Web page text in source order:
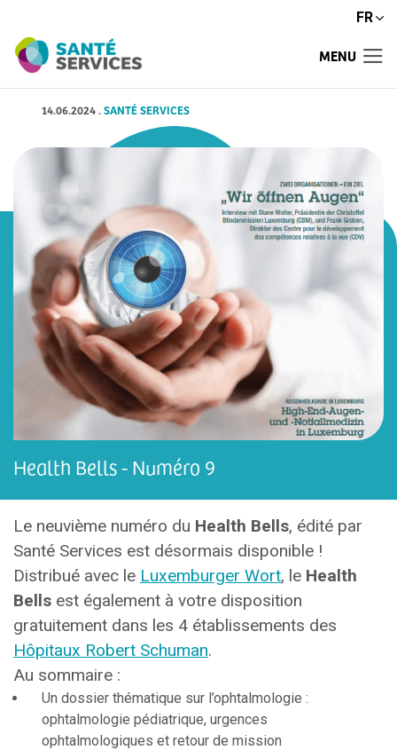
FR
MENU
14.06.2024.SANTÉ SERVICES
Health Bells - Numéro 9
Le neuvième numéro du Health Bells, édité par
Santé Services est désormais disponible !
Distribué avec le Luxemburger Wort, le Health
Bells est également à votre disposition
gratuitement dans les 4 établissements des
Hôpitaux Robert Schuman.
Au sommaire :
Un dossier thématique sur l’ophtalmologie :
ophtalmologie pédiatrique, urgences
ophtalmologiques et retour de mission